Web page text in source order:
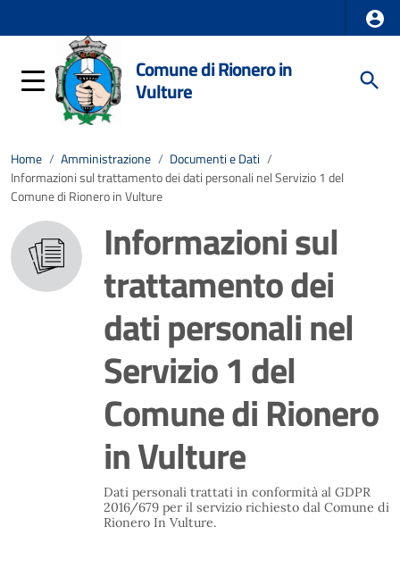
Comune di Rionero in
Vulture
Home / Amministrazione / Documenti e Dati /
Informazioni sul trattamento dei dati personali nel Servizio 1 del
Comune di Rionero in Vulture
Informazioni sul
trattamento dei
dati personali nel
Servizio 1 del
Comune di Rionero
in Vulture
Dati personali trattati in conformità al GDPR
2016/679 per il servizio richiesto dal Comune di
Rionero In Vulture.